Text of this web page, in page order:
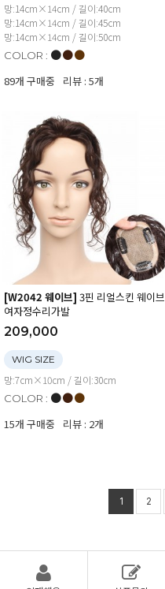
망:14cm×14cm / 길이:40cm
망:14cm×14cm / 길이:45cm
망:14cm×14cm / 길이:50cm
COLOR : ● ● ●
89개 구매중 리뷰 : 5개
[W2042 웨이브] 3핀 리얼스킨 웨이브
여자정수리가발
209,000
WIG SIZE
망:7cm×10cm / 길이:30cm
COLOR : ● ● ●
15개 구매중 리뷰 : 2개
1 2